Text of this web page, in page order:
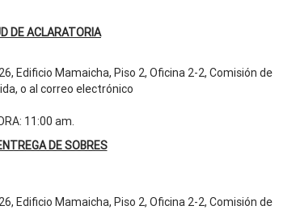
DE ACLARATORIA
Edificio Mamaicha, Piso 2, Oficina 2-2, Comisión de
o al correo electrónico
11:00 am.
DE SOBRES
Edificio Mamaicha, Piso 2, Oficina 2-2, Comisión de